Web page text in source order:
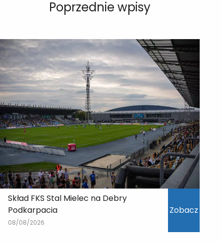
Poprzednie wpisy
Skład FKS Stal Mielec na Debry
Podkarpacia
08/08/2026
Zobacz